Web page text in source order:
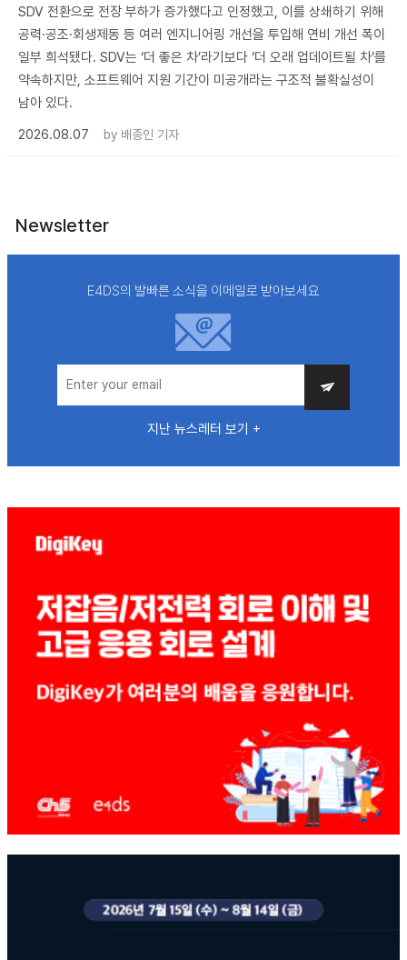
SDV 전환으로 전장 부하가 증가했다고 인정했고, 이를 상쇄하기 위해
공력·공조·회생제동 등 여러 엔지니어링 개선을 투입해 연비 개선 폭이
일부 희석됐다. SDV는 ‘더 좋은 차’라기보다 ‘더 오래 업데이트될 차’를
약속하지만, 소프트웨어 지원 기간이 미공개라는 구조적 불확실성이
남아 있다.
2026.08.07
by 배종인 기자
Newsletter
E4DS의 발빠른 소식을 이메일로 받아보세요
지난 뉴스레터 보기 +